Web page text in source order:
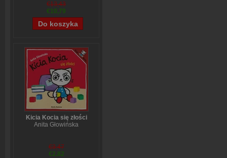
€13,43
€10,79
Kicia Kocia się złości
Anita Głowińska
€3,47
€2,82